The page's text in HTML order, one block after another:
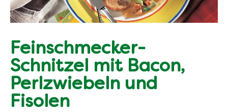
Feinschmecker-
Schnitzel mit Bacon,
Perlzwiebeln und
Fisolen